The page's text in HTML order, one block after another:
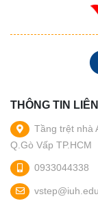
THÔNG TIN
Tầng trệt nhà
Q.Gò Vấp TP.HCM
0933044338